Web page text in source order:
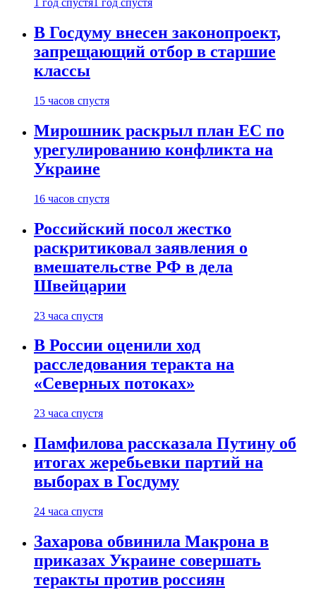
1 год спустя 1 год спустя
В Госдуму внесен законопроект,
запрещающий отбор в старшие
классы
15 часов спустя
Мирошник раскрыл план ЕС по
урегулированию конфликта на
Украине
16 часов спустя
Российский посол жестко
раскритиковал заявления о
вмешательстве РФ в дела
Швейцарии
23 часа спустя
В России оценили ход
расследования теракта на
«Северных потоках»
23 часа спустя
Памфилова рассказала Путину об
итогах жеребьевки партий на
выборах в Госдуму
24 часа спустя
Захарова обвинила Макрона в
приказах Украине совершать
теракты против россиян